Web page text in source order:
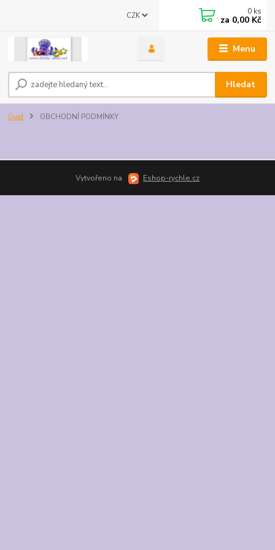
Menu
CZK
Hledat
0 ks
za 0,00 Kč
Úvod OBCHODNÍ PODMÍNKY
Vytvořeno na Eshop-rychle.cz